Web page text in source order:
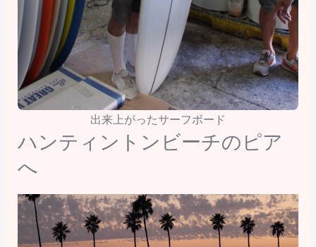
出来上がったサーフボード
ハンティントンビーチのピア
へ